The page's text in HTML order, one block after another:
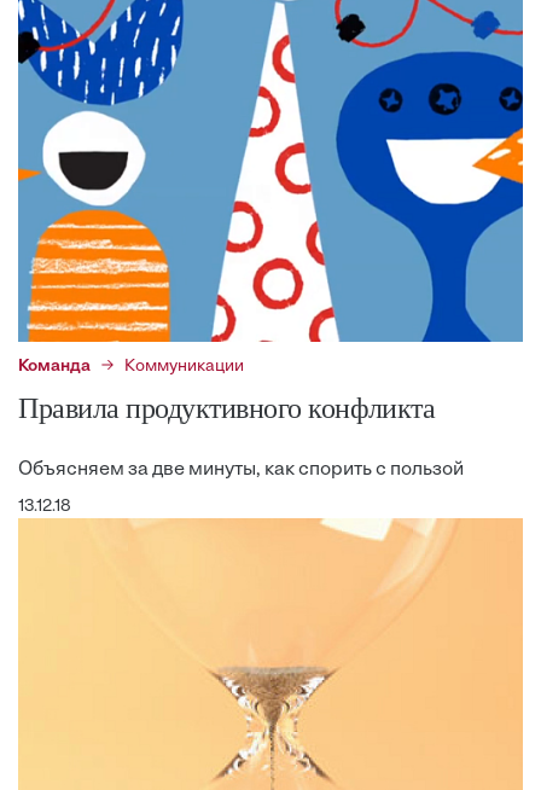
Команда Коммуникации
Правила продуктивного конфликта
Объясняем за две минуты, как спорить с пользой
13.12.18